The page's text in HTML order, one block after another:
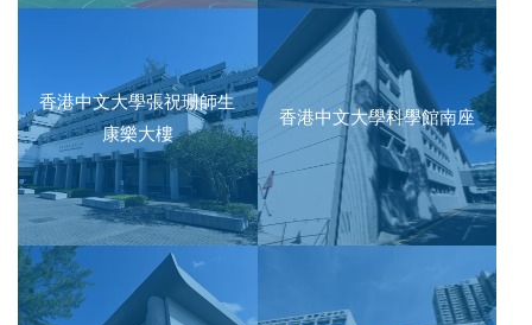
香港中文大學張祝珊師生
康樂大樓
香港中文大學科學館南座